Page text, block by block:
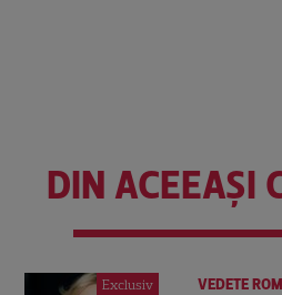
DIN ACEEAȘI
Exclusiv VEDETE